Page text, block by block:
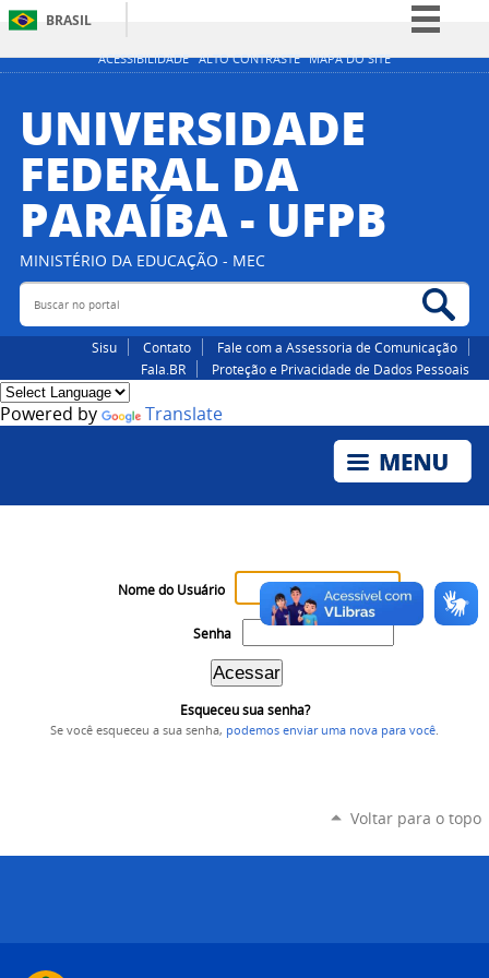
ACESSIBILIDADE ALTO CONTRASTE MAPA DO SITE
BRASIL
Simplifique!
Participe
Acesso à informação
Canais
UNIVERSIDADE
FEDERAL DA
PARAÍBA - UFPB
MINISTÉRIO DA EDUCAÇÃO - MEC
Buscar no portal
Sisu Contato
Fale com a Assessoria de Comunicação
Fala.BR
Proteção e Privacidade de Dados Pessoais
Powered by Translate
Nome do Usuário
Senha
Esqueceu sua senha?
Se você esqueceu a sua senha, podemos enviar uma nova para você
Voltar para o topo